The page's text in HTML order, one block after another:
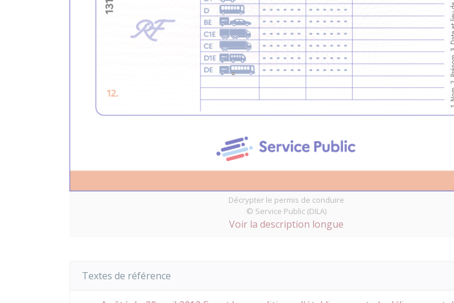
Décrypter le permis de conduire
© Service Public (DILA)
Voir la description longue
Textes de référence